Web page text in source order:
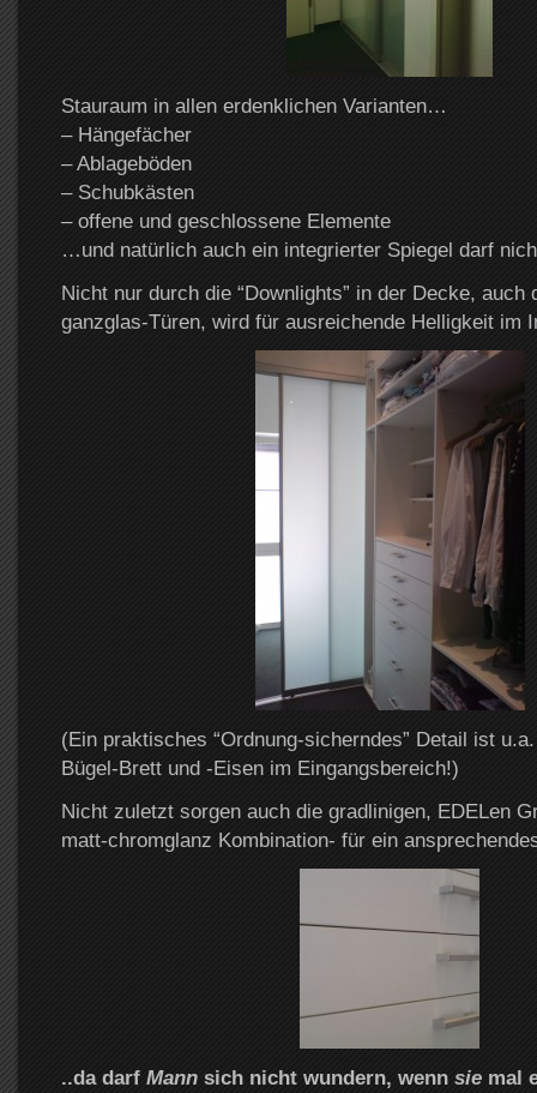
Stauraum in allen erdenklichen Varianten…
– Hängefächer
– Ablageböden
– Schubkästen
– offene und geschlossene Elemente
…und natürlich auch ein integrierter Spiegel darf
Nicht nur durch die “Downlights” in der Decke, auch
ganzglas-Türen, wird für ausreichende Helligkeit im
(Ein praktisches “Ordnung-sicherndes” Detail ist
Bügel-Brett und -Eisen im Eingangsbereich!)
Nicht zuletzt sorgen auch die gradlinigen, EDELen
matt-chromglanz Kombination- für ein
..da darf Mannsich nicht wundern, wenn siemal